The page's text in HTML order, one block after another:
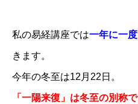
私の易経講座では一年に一度
きます。
今年の冬至は12月22日。
「一陽来復」は冬至の別称